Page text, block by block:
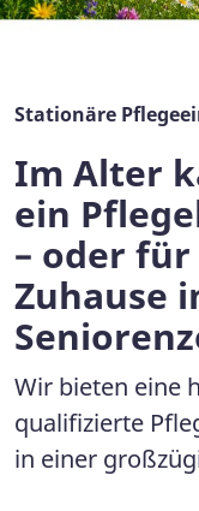
Stationäre
Im Alter
ein
– oder
Zuhause
Wir bieten eine
qualifizierte
in einer